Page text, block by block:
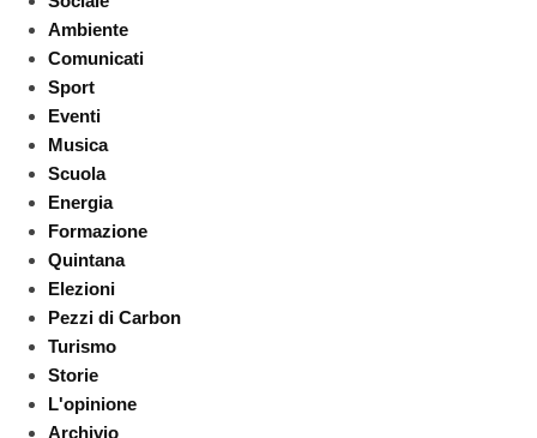
Ambiente
Comunicati
Sport
Eventi
Musica
Scuola
Energia
Formazione
Quintana
Elezioni
Pezzi di Carbon
Turismo
Storie
L'opinione
Archivio